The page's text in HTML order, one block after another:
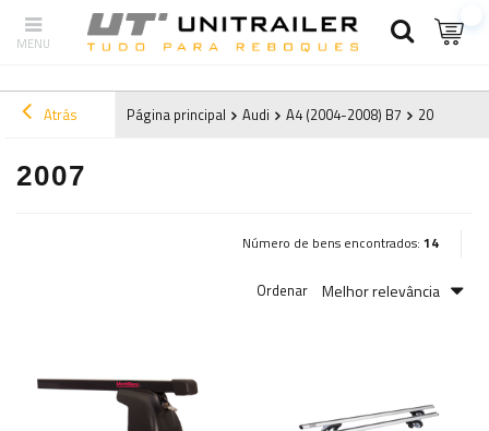
Atrás Página principal Audi A4 (2004-2008) B7 2007
2007
Número de bens encontrados: 14
Ordenar Melhor relevância